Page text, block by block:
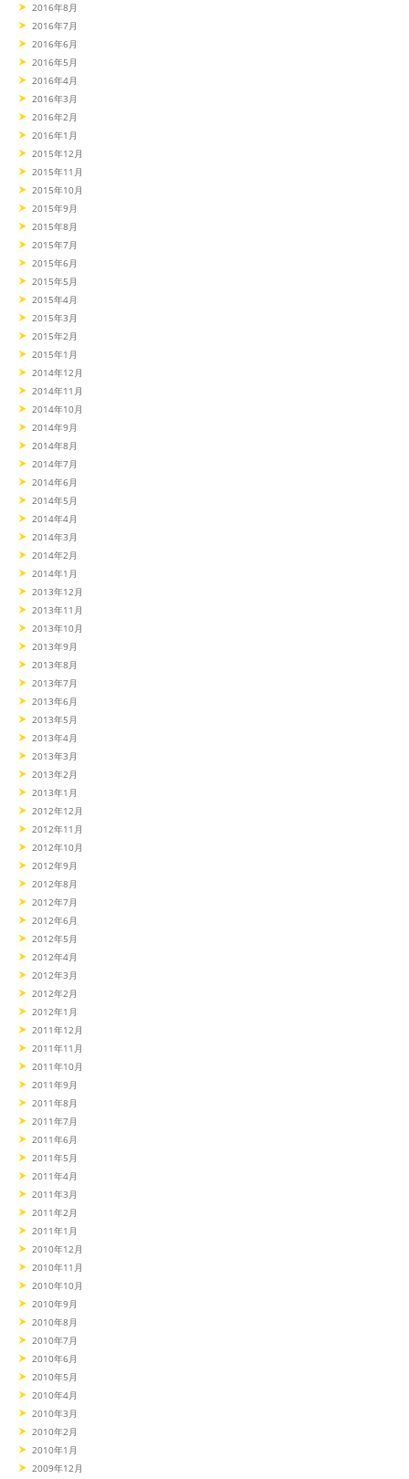
2016年8月
2016年7月
2016年6月
2016年5月
2016年4月
2016年3月
2016年2月
2016年1月
2015年12月
2015年11月
2015年10月
2015年9月
2015年8月
2015年7月
2015年6月
2015年5月
2015年4月
2015年3月
2015年2月
2015年1月
2014年12月
2014年11月
2014年10月
2014年9月
2014年8月
2014年7月
2014年6月
2014年5月
2014年4月
2014年3月
2014年2月
2014年1月
2013年12月
2013年11月
2013年10月
2013年9月
2013年8月
2013年7月
2013年6月
2013年5月
2013年4月
2013年3月
2013年2月
2013年1月
2012年12月
2012年11月
2012年10月
2012年9月
2012年8月
2012年7月
2012年6月
2012年5月
2012年4月
2012年3月
2012年2月
2012年1月
2011年12月
2011年11月
2011年10月
2011年9月
2011年8月
2011年7月
2011年6月
2011年5月
2011年4月
2011年3月
2011年2月
2011年1月
2010年12月
2010年11月
2010年10月
2010年9月
2010年8月
2010年7月
2010年6月
2010年5月
2010年4月
2010年3月
2010年2月
2010年1月
2009年12月